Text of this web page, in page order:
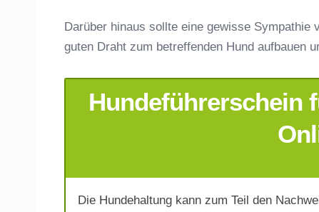
E-Mail-Adresse *
Telefonnummer*
Darüber hinaus sollte eine gewisse Sympathie
guten Draht zum betreffenden Hund aufbauen
Hundeführerschein
Die Hundehaltung kann zum Teil den